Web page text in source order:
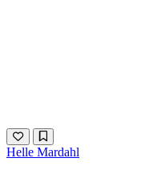
Helle Mardahl